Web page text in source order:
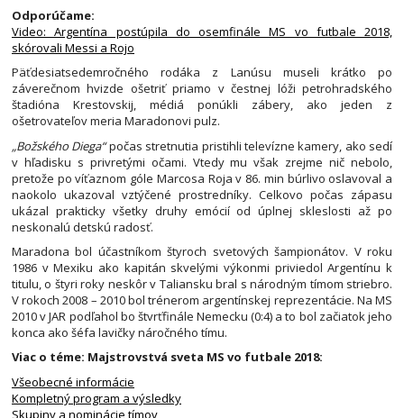
Odporúčame:
Video: Argentína postúpila do osemfinále MS vo futbale 2018,
skórovali Messi a Rojo
Päťdesiatsedemročného rodáka z Lanúsu museli krátko po
záverečnom hvizde ošetriť priamo v čestnej lóži petrohradského
štadióna Krestovskij, médiá ponúkli zábery, ako jeden z
ošetrovateľov meria Maradonovi pulz.
„Božského Diega“počas stretnutia pristihli televízne kamery, ako sedí
v hľadisku s privretými očami. Vtedy mu však zrejme nič nebolo,
pretože po víťaznom góle Marcosa Roja v 86. min búrlivo oslavoval a
naokolo ukazoval vztýčené prostredníky. Celkovo počas zápasu
ukázal prakticky všetky druhy emócií od úplnej skleslosti až po
neskonalú detskú radosť.
Maradona bol účastníkom štyroch svetových šampionátov. V roku
1986 v Mexiku ako kapitán skvelými výkonmi priviedol Argentínu k
titulu, o štyri roky neskôr v Taliansku bral s národným tímom striebro.
V rokoch 2008 – 2010 bol trénerom argentínskej reprezentácie. Na MS
2010 v JAR podľahol bo štvrťfinále Nemecku (0:4) a to bol začiatok jeho
konca ako šéfa lavičky náročného tímu.
Viac o téme: Majstrovstvá sveta MS vo futbale 2018:
Všeobecné informácie
Kompletný program a výsledky
Skupiny a nominácie tímov